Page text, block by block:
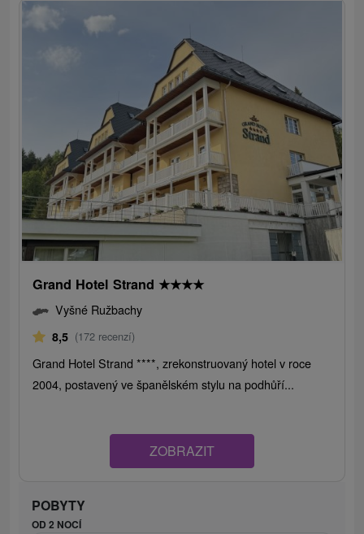
Grand Hotel Strand ★★★★
Vyšné Ružbachy
8,5 (172 recenzí)
Grand Hotel Strand ****, zrekonstruovaný hotel v roce
2004, postavený ve španělském stylu na podhůří...
ZOBRAZIT
POBYTY
OD 2 NOCÍ